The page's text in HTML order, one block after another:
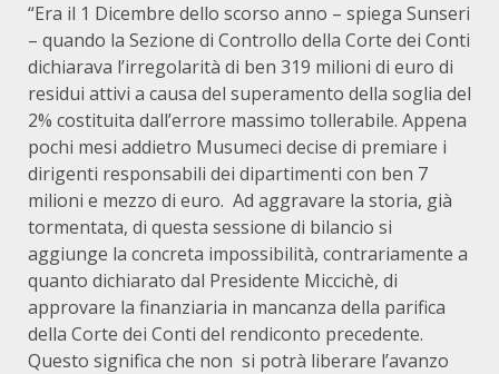
“Era il 1 Dicembre dello scorso anno – spiega Sunseri
– quando la Sezione di Controllo della Corte dei Conti
dichiarava l’irregolarità di ben 319 milioni di euro di
residui attivi a causa del superamento della soglia del
2% costituita dall’errore massimo tollerabile. Appena
pochi mesi addietro Musumeci decise di premiare i
dirigenti responsabili dei dipartimenti con ben 7
milioni e mezzo di euro. Ad aggravare la storia, già
tormentata, di questa sessione di bilancio si
aggiunge la concreta impossibilità, contrariamente a
quanto dichiarato dal Presidente Miccichè, di
approvare la finanziaria in mancanza della parifica
della Corte dei Conti del rendiconto precedente.
Questo significa che non si potrà liberare l’avanzo